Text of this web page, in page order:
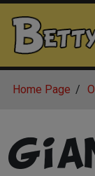
Home Page